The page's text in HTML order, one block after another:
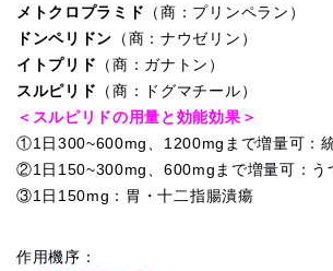
メトクロプラミド （商：プリンペラン）
ドンペリドン （商：ナウゼリン）
イトプリド （商：ガナトン）
スルピリド （商：ドグマチール）
＜スルピリドの用量と効能効果＞
①1日300~600mg、1200mgまで増量可：
②1日150~300mg、600mgまで増量可：う
③1日150mg：胃・十二指腸潰瘍
作用機序：